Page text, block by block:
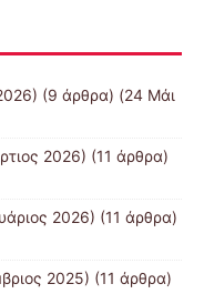
(9 άρθρα) (24 Μάι
2026) (11 άρθρα)
2026) (11 άρθρα)
2025) (11 άρθρα)